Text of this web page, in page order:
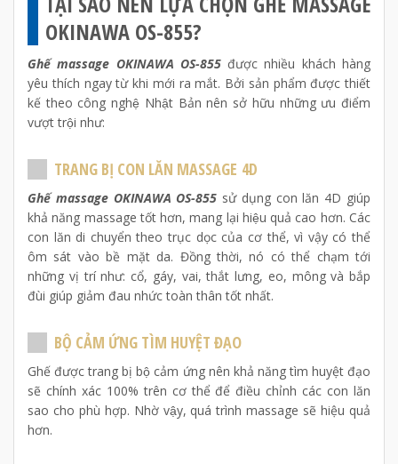
OKINAWA OS-855?
Ghế massage OKINAWA OS-855được nhiều khách hàng
yêu thích ngay từ khi mới ra mắt. Bởi sản phẩm được thiết
kế theo công nghệ Nhật Bản nên sở hữu những ưu điểm
vượt trội như:
TRANG BỊ CON LĂN MASSAGE 4D
Ghế massage OKINAWA OS-855 sử dụng con lăn 4D giúp
khả năng massage tốt hơn, mang lại hiệu quả cao hơn. Các
con lăn di chuyển theo trục dọc của cơ thể, vì vậy có thể
ôm sát vào bề mặt da. Đồng thời, nó có thể chạm tới
những vị trí như: cổ, gáy, vai, thắt lưng, eo, mông và bắp
đùi giúp giảm đau nhức toàn thân tốt nhất.
BỘ CẢM ỨNG TÌM HUYỆT ĐẠO
Ghế được trang bị bộ cảm ứng nên khả năng tìm huyệt đạo
sẽ chính xác 100% trên cơ thể để điều chỉnh các con lăn
sao cho phù hợp. Nhờ vậy, quá trình massage sẽ hiệu quả
hơn.